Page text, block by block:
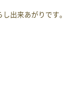
出来あがりです。